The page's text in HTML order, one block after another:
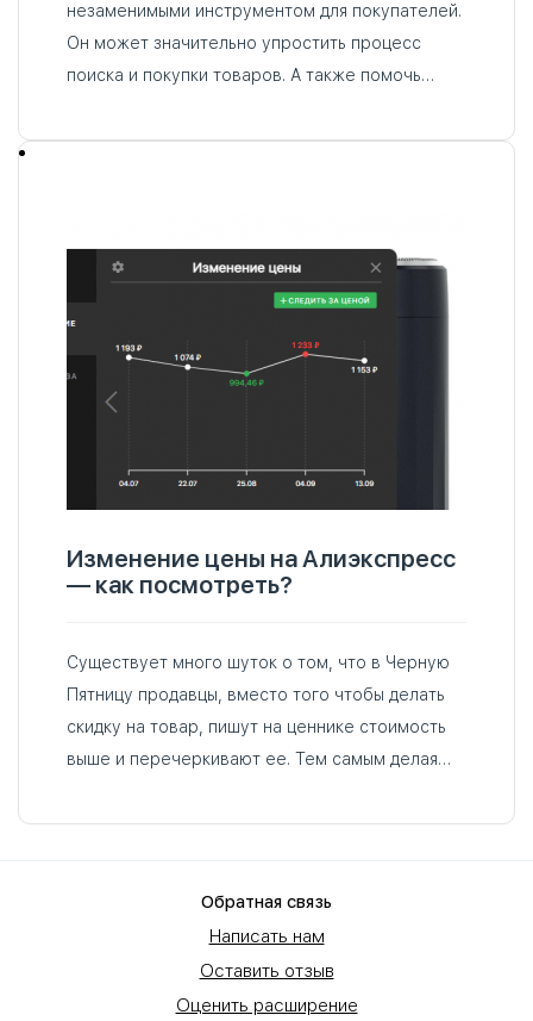
незаменимыми инструментом для покупателей.
Он может значительно упростить процесс
поиска и покупки товаров. А также помочь
AliExpress — это AliHelper…
Изменение цены на Алиэкспресс
— как посмотреть?
Существует много шуток о том, что в Черную
Пятницу продавцы, вместо того чтобы делать
скидку на товар, пишут на ценнике стоимость
выше и перечеркивают ее. Тем самым делая
Обратная связь
Написать нам
Оставить отзыв
Оценить расширение